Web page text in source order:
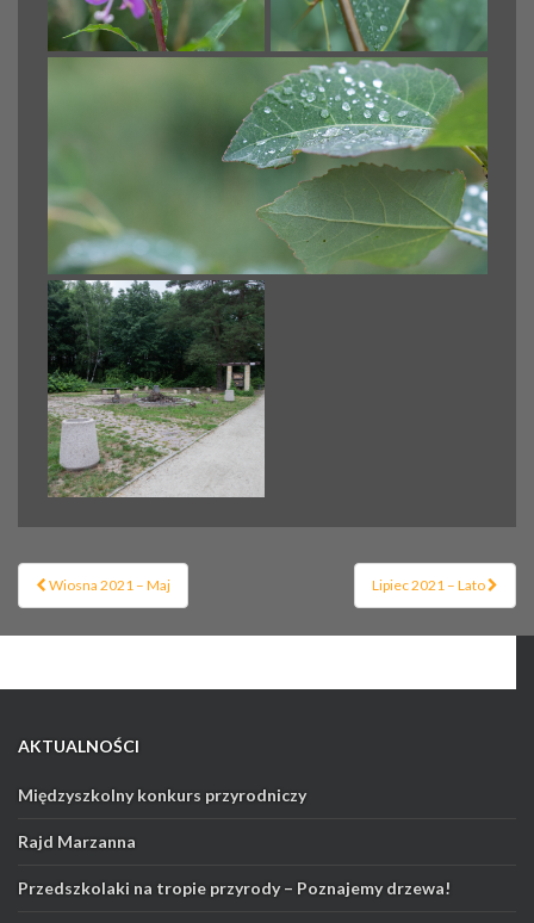
Nawigacja
postu
Wiosna 2021 – Maj Lipiec 2021 – Lato
AKTUALNOŚCI
Międzyszkolny konkurs przyrodniczy
Rajd Marzanna
Przedszkolaki na tropie przyrody – Poznajemy drzewa!